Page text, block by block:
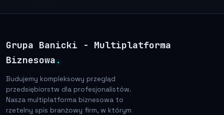
Grupa Banicki - Multiplatforma
Biznesowa .
Budujemy kompleksowy przegląd
przedsiębiorstw dla profesjonalistów.
Nasza multiplatforma biznesowa to
rzetelny spis branżowy firm, w którym